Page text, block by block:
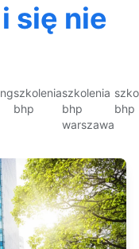
się nie
szkolenia
bhp
szkolenia
bhp
warszawa
bhp